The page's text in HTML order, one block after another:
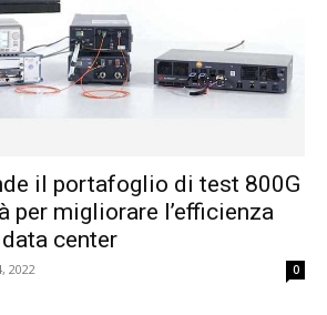
il portafoglio di test 800G
per migliorare l’efficienza
center
2022 0